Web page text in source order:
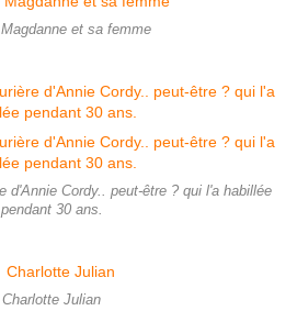
et sa femme
d'Annie Cordy.. peut-être ? qui l'a habillée
pendant 30 ans.
Charlotte Julian